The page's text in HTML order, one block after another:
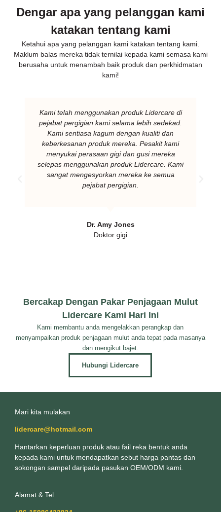
Dengar apa yang pelanggan kami
katakan tentang kami
Ketahui apa yang pelanggan kami katakan tentang kami.
Maklum balas mereka tidak ternilai kepada kami semasa kami
berusaha untuk menambah baik produk dan perkhidmatan
kami!
Kami telah menggunakan produk Lidercare di
pejabat pergigian kami selama lebih sedekad.
Kami sentiasa kagum dengan kualiti dan
keberkesanan produk mereka. Pesakit kami
menyukai perasaan gigi dan gusi mereka
selepas menggunakan produk Lidercare. Kami
sangat mengesyorkan mereka ke semua
pejabat pergigian.
Dr. Amy Jones
Doktor gigi
Bercakap Dengan Pakar Penjagaan Mulut
Lidercare Kami Hari Ini
Kami membantu anda mengelakkan perangkap dan
menyampaikan produk penjagaan mulut anda tepat pada masanya
dan mengikut bajet.
Hubungi Lidercare
Mari kita mulakan
lidercare@hotmail.com
Hantarkan keperluan produk atau fail reka bentuk anda
kepada kami untuk mendapatkan sebut harga pantas dan
sokongan sampel daripada pasukan OEM/ODM kami.
Alamat & Tel